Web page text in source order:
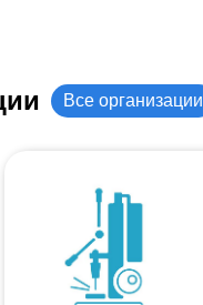
Все организации